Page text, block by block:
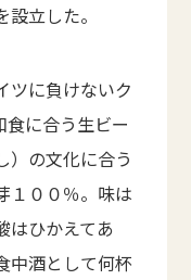
立した。
ツに負けないク
食に合う生ビー
）の文化に合う
１００％。味は
はひかえてあ
中酒として何杯